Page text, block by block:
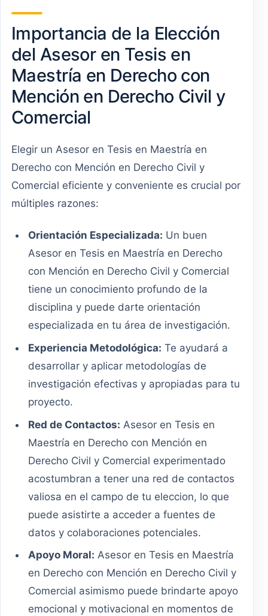
Importancia de la Elección
del Asesor en Tesis en
Maestría en Derecho con
Mención en Derecho Civil y
Comercial
Elegir un Asesor en Tesis en Maestría en
Derecho con Mención en Derecho Civil y
Comercial eficiente y conveniente es crucial por
múltiples razones:
Orientación Especializada: Un buen
Asesor en Tesis en Maestría en Derecho
con Mención en Derecho Civil y Comercial
tiene un conocimiento profundo de la
disciplina y puede darte orientación
especializada en tu área de investigación.
Experiencia Metodológica: Te ayudará a
desarrollar y aplicar metodologías de
investigación efectivas y apropiadas para tu
proyecto.
Red de Contactos: Asesor en Tesis en
Maestría en Derecho con Mención en
Derecho Civil y Comercial experimentado
acostumbran a tener una red de contactos
valiosa en el campo de tu eleccion, lo que
puede asistirte a acceder a fuentes de
datos y colaboraciones potenciales.
Apoyo Moral: Asesor en Tesis en Maestría
en Derecho con Mención en Derecho Civil y
Comercial asimismo puede brindarte apoyo
emocional y motivacional en momentos de